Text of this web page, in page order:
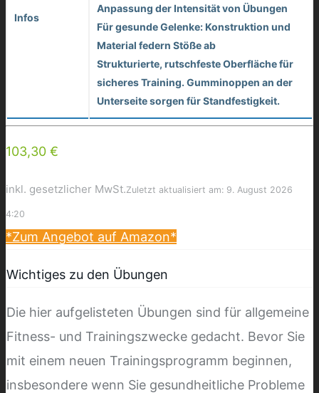
Infos
Anpassung der Intensität von Übungen
Für gesunde Gelenke: Konstruktion und
Material federn Stöße ab
Strukturierte, rutschfeste Oberfläche für
sicheres Training. Gumminoppen an der
Unterseite sorgen für Standfestigkeit.
103,30 €
inkl. gesetzlicher MwSt.Zuletzt aktualisiert am: 9. August 2026
4:20
*Zum Angebot auf Amazon*
Wichtiges zu den Übungen
Die hier aufgelisteten Übungen sind für allgemeine
Fitness- und Trainingszwecke gedacht. Bevor Sie
mit einem neuen Trainingsprogramm beginnen,
insbesondere wenn Sie gesundheitliche Probleme